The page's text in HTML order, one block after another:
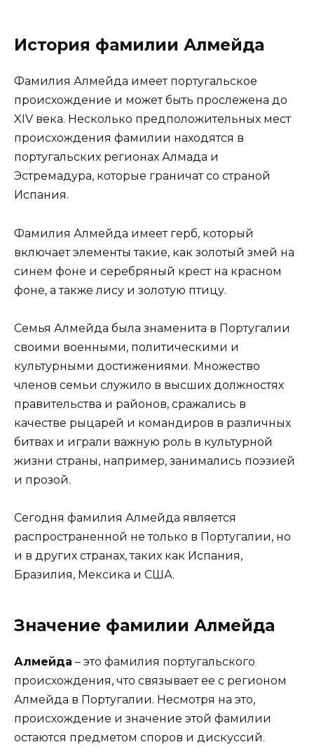
История фамилии Алмейда
Фамилия Алмейда имеет португальское
происхождение и может быть прослежена до
XIV века. Несколько предположительных мест
происхождения фамилии находятся в
португальских регионах Алмада и
Эстремадура, которые граничат со страной
Испания.
Фамилия Алмейда имеет герб, который
включает элементы такие, как золотый змей на
синем фоне и серебряный крест на красном
фоне, а также лису и золотую птицу.
Семья Алмейда была знаменита в Португалии
своими военными, политическими и
культурными достижениями. Множество
членов семьи служило в высших должностях
правительства и районов, сражались в
качестве рыцарей и командиров в различных
битвах и играли важную роль в культурной
жизни страны, например, занимались поэзией
и прозой.
Сегодня фамилия Алмейда является
распространенной не только в Португалии, но
и в других странах, таких как Испания,
Бразилия, Мексика и США.
Значение фамилии Алмейда
Алмейда – это фамилия португальского
происхождения, что связывает ее с регионом
Алмейда в Португалии. Несмотря на это,
происхождение и значение этой фамилии
остаются предметом споров и дискуссий.